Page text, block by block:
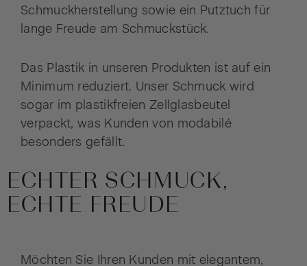
Schmuckherstellung sowie ein Putztuch für
lange Freude am Schmuckstück.
Das Plastik in unseren Produkten ist auf ein
Minimum reduziert. Unser Schmuck wird
sogar im plastikfreien Zellglasbeutel
verpackt, was Kunden von modabilé
besonders gefällt.
ECHTER SCHMUCK,
ECHTE FREUDE
Möchten Sie Ihren Kunden mit elegantem,